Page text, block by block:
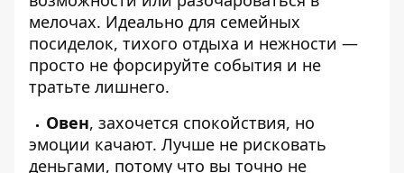
мелочах. Идеально для семейных
посиделок, тихого отдыха и нежности —
просто не форсируйте события и не
тратьте лишнего.
Овен, захочется спокойствия, но
эмоции качают. Лучше не рисковать
деньгами, потому что вы точно не